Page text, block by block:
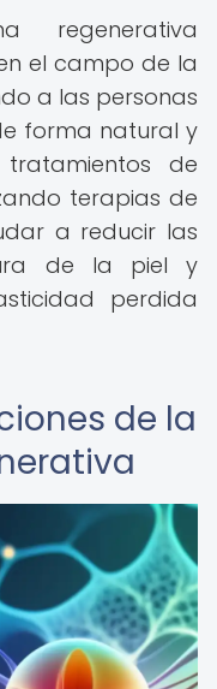
regenerativa
el campo de la
a las personas
forma natural y
de
terapias de
a reducir las
de la piel y
perdida
de la